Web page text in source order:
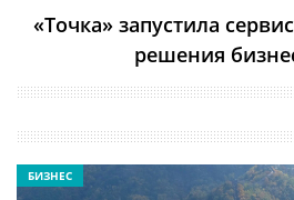
«Точка» запустила
решения
БИЗНЕС